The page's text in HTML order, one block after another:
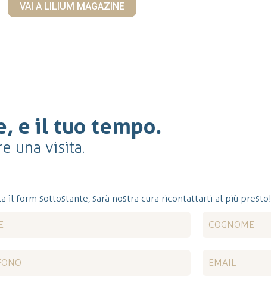
VAI A LILIUM MAGAZINE
e il tuo tempo.
una visita.
il form sottostante, sarà nostra cura ricontattarti al più presto!